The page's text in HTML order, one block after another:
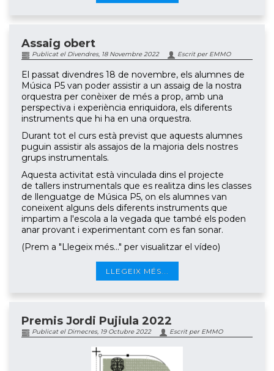
Assaig obert
Publicat el Divendres, 18 Novembre 2022 Escrit per EMMO
El passat divendres 18 de novembre, els alumnes de
Música P5 van poder assistir a un assaig de la nostra
orquestra per conèixer de més a prop, amb una
perspectiva i experiència enriquidora, els diferents
instruments que hi ha en una orquestra.
Durant tot el curs està previst que aquests alumnes
puguin assistir als assajos de la majoria dels nostres
grups instrumentals.
Aquesta activitat està vinculada dins el projecte
de tallers instrumentals que es realitza dins les classes
de llenguatge de Música P5, on els alumnes van
coneixent alguns dels diferents instruments que
impartim a l'escola a la vegada que també els poden
anar provant i experimentant com es fan sonar.
(Prem a "Llegeix més..." per visualitzar el vídeo)
LLEGEIX MÉS...
Premis Jordi Pujiula 2022
Publicat el Dimecres, 19 Octubre 2022 Escrit per EMMO